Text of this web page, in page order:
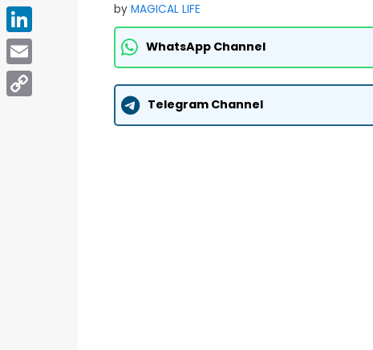
by MAGICAL LIFE
WhatsApp Channel
Telegram Channel
X
LinkedIn
Email